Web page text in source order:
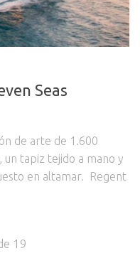
Seas
de arte de 1.600
un tapiz tejido a mano y
en altamar. Regent
19